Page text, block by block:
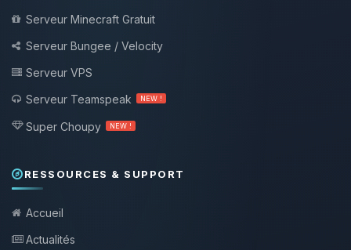
Serveur Minecraft Gratuit
Serveur Bungee / Velocity
Serveur VPS
Serveur Teamspeak
NEW !
Super Choupy NEW !
RESSOURCES & SUPPORT
Accueil
Actualités